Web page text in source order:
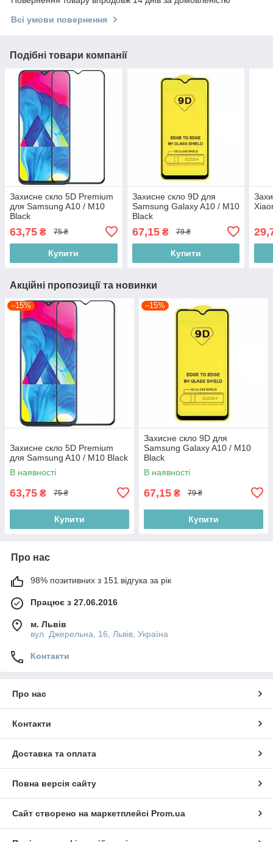
Всі умови повернення
Подібні товари компанії
Захисне скло 5D Premium
для Samsung A10 / M10
Black
63,75 ₴ 75 ₴
Купити
Захисне скло 9D для
Samsung Galaxy A10 / M10
Black
67,15₴ 79 ₴
Купити
Акційні пропозиції та новинки
–15%
Захисне скло 5D Premium
для Samsung A10 / M10 Black
В наявності
63,75 ₴ 75 ₴
Купити
–15%
Захисне скло 9D для
Samsung Galaxy A10 / M10
Black
В наявності
67,15 ₴ 79 ₴
Купити
Про нас
98% позитивних з 151 відгука за рік
Працює з 27.06.2016
м. Львів
вул. Джерельна, 16, Львів, Україна
Контакти
Про нас
Контакти
Доставка та оплата
Повна версія сайту
Сайт створено на маркетплейсі Prom.ua